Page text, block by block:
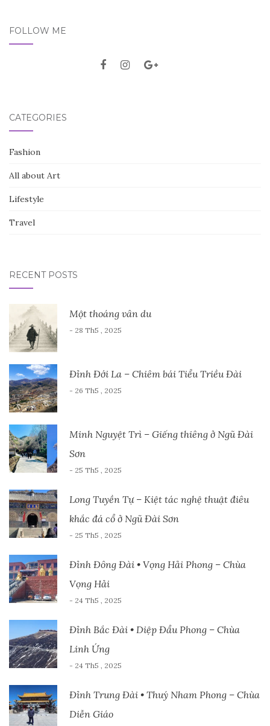
FOLLOW ME
CATEGORIES
Fashion
All about Art
Lifestyle
Travel
RECENT POSTS
Một thoáng vân du
- 28 Th5 , 2025
Đỉnh Đới La – Chiêm bái Tiểu Triều Đài
- 26 Th5 , 2025
Minh Nguyệt Trì – Giếng thiêng ở Ngũ Đài
Sơn
- 25 Th5 , 2025
Long Tuyền Tự – Kiệt tác nghệ thuật điêu
khắc đá cổ ở Ngũ Đài Sơn
- 25 Th5 , 2025
Đỉnh Đông Đài • Vọng Hải Phong – Chùa
Vọng Hải
- 24 Th5 , 2025
Đỉnh Bắc Đài • Diệp Đẩu Phong – Chùa
Linh Ứng
- 24 Th5 , 2025
Đỉnh Trung Đài • Thuý Nham Phong – Chùa
Diễn Giáo